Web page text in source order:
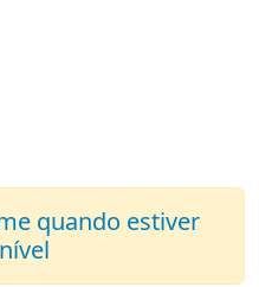
quando estiver